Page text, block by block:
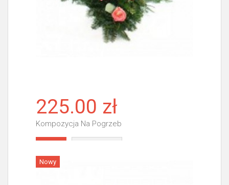
225.00 zł
Kompozycja Na Pogrzeb
Nowy